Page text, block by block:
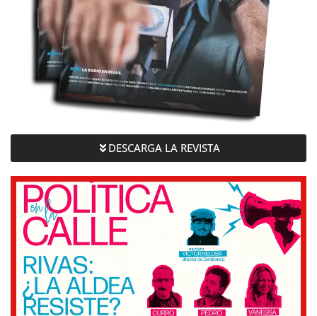
DESCARGA LA REVISTA